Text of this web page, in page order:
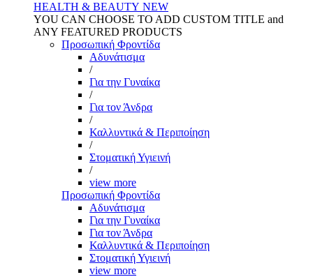
HEALTH & BEAUTY NEW
YOU CAN CHOOSE TO ADD CUSTOM TITLE and
ANY FEATURED PRODUCTS
Προσωπική Φροντίδα
Αδυνάτισμα
/
Για την Γυναίκα
/
Για τον Άνδρα
/
Καλλυντικά & Περιποίηση
/
Στοματική Υγιεινή
/
view more
Προσωπική Φροντίδα
Αδυνάτισμα
Για την Γυναίκα
Για τον Άνδρα
Καλλυντικά & Περιποίηση
Στοματική Υγιεινή
view more